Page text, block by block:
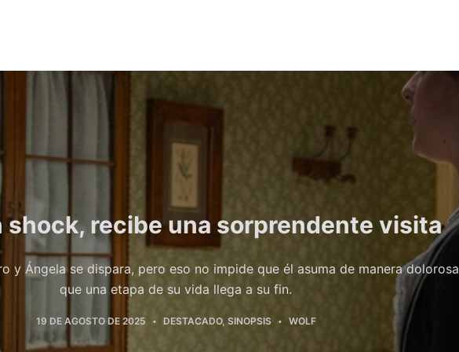
shock, recibe una sorprendente visita
y Ángela se dispara, pero eso no impide que él asuma de manera dolorosa
que una etapa de su vida llega a su fin.
19 DE AGOSTO DE 2025 DESTACADO, SINOPSIS WOLF